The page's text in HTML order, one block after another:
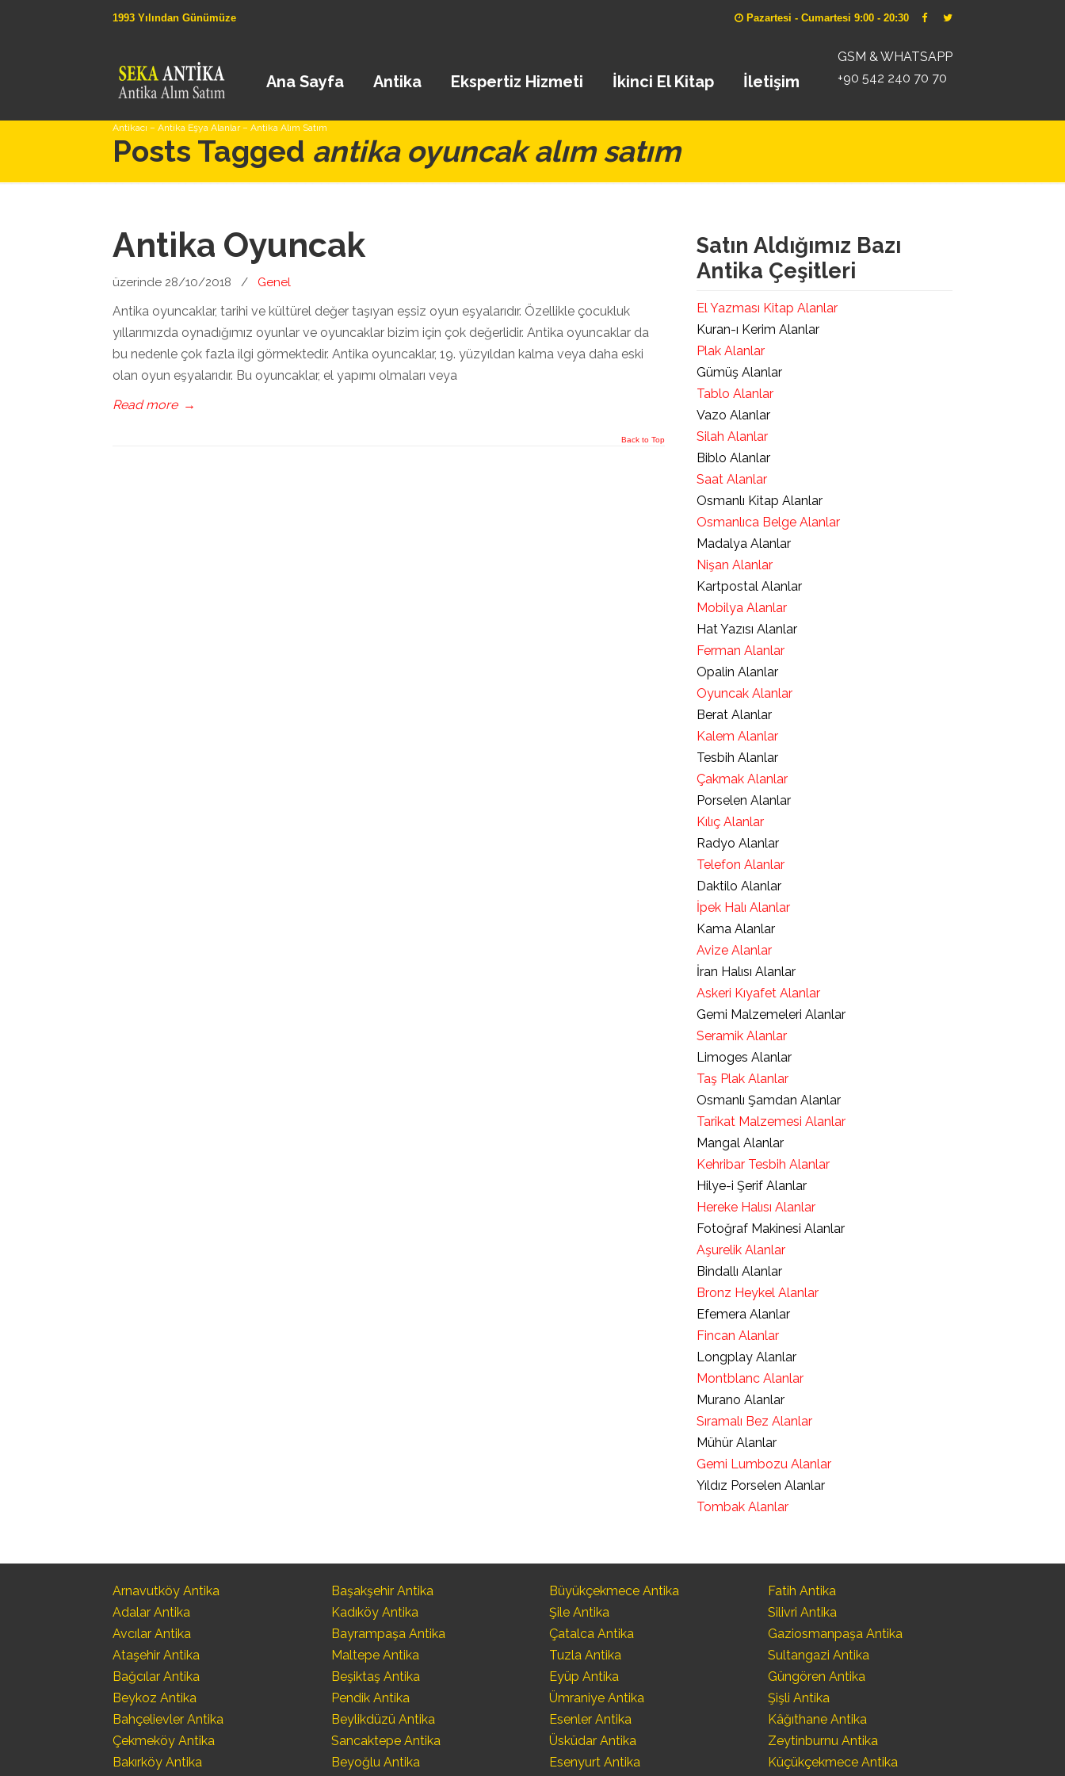
1993 Yılından Günümüze Pazartesi - Cumartesi 9:00 - 20:30
Antikacı – Antika Eşya Alanlar – Antika Alım Satım
GSM & WHATSAPP
+90 542 240 70 70
Ana Sayfa Antika Ekspertiz Hizmeti İkinci El Kitap İletişim
Posts Tagged antika oyuncak alım satım
Antika Oyuncak
üzerinde 28/10/2018 / Genel
Antika oyuncaklar, tarihi ve kültürel değer taşıyan eşsiz oyun eşyalarıdır. Özellikle çocukluk
yıllarımızda oynadığımız oyunlar ve oyuncaklar bizim için çok değerlidir. Antika oyuncaklar da
bu nedenle çok fazla ilgi görmektedir. Antika oyuncaklar, 19. yüzyıldan kalma veya daha eski
olan oyun eşyalarıdır. Bu oyuncaklar, el yapımı olmaları veya
Read more →
Back to Top
Satın Aldığımız Bazı
Antika Çeşitleri
El Yazması Kitap Alanlar
Kuran-ı Kerim Alanlar
Plak Alanlar
Gümüş Alanlar
Tablo Alanlar
Vazo Alanlar
Silah Alanlar
Biblo Alanlar
Saat Alanlar
Osmanlı Kitap Alanlar
Osmanlıca Belge Alanlar
Madalya Alanlar
Nişan Alanlar
Kartpostal Alanlar
Mobilya Alanlar
Hat Yazısı Alanlar
Ferman Alanlar
Opalin Alanlar
Oyuncak Alanlar
Berat Alanlar
Kalem Alanlar
Tesbih Alanlar
Çakmak Alanlar
Porselen Alanlar
Kılıç Alanlar
Radyo Alanlar
Telefon Alanlar
Daktilo Alanlar
İpek Halı Alanlar
Kama Alanlar
Avize Alanlar
İran Halısı Alanlar
Askeri Kıyafet Alanlar
Gemi Malzemeleri Alanlar
Seramik Alanlar
Limoges Alanlar
Taş Plak Alanlar
Osmanlı Şamdan Alanlar
Tarikat Malzemesi Alanlar
Mangal Alanlar
Kehribar Tesbih Alanlar
Hilye-i Şerif Alanlar
Hereke Halısı Alanlar
Fotoğraf Makinesi Alanlar
Aşurelik Alanlar
Bindallı Alanlar
Bronz Heykel Alanlar
Efemera Alanlar
Fincan Alanlar
Longplay Alanlar
Montblanc Alanlar
Murano Alanlar
Sıramalı Bez Alanlar
Mühür Alanlar
Gemi Lumbozu Alanlar
Yıldız Porselen Alanlar
Tombak Alanlar
Arnavutköy Antika
Adalar Antika
Avcılar Antika
Ataşehir Antika
Bağcılar Antika
Beykoz Antika
Bahçelievler Antika
Çekmeköy Antika
Bakırköy Antika
Başakşehir Antika
Kadıköy Antika
Bayrampaşa Antika
Maltepe Antika
Beşiktaş Antika
Pendik Antika
Beylikdüzü Antika
Sancaktepe Antika
Beyoğlu Antika
Büyükçekmece Antika
Şile Antika
Çatalca Antika
Tuzla Antika
Eyüp Antika
Ümraniye Antika
Esenler Antika
Üsküdar Antika
Esenyurt Antika
Fatih Antika
Silivri Antika
Gaziosmanpaşa Antika
Sultangazi Antika
Güngören Antika
Şişli Antika
Kâğıthane Antika
Zeytinburnu Antika
Küçükçekmece Antika